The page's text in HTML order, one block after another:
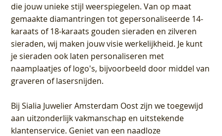
die jouw unieke stijl weerspiegelen. Van op maat
gemaakte diamantringen tot gepersonaliseerde 14-
karaats of 18-karaats gouden sieraden en zilveren
sieraden, wij maken jouw visie werkelijkheid. Je kunt
je sieraden ook laten personaliseren met
naamplaatjes of logo's, bijvoorbeeld door middel van
graveren of lasersnijden.
BijSialia Juwelier Amsterdam Oostzijn we toegewijd
aan uitzonderlijk vakmanschap en uitstekende
klantenservice. Geniet van een naadloze